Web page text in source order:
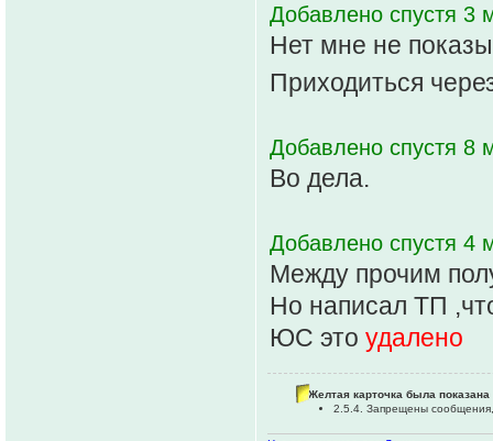
Добавлено спустя 3
Нет мне не
Приходиться
Добавлено спустя 8
Во дела.
Добавлено спустя 4
Между прочим
Но написал ТП
ЮС это удалено
Желтая карточка была показана
2.5.4. Запрещены